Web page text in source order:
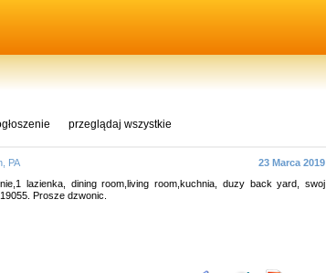
przeglądaj wszystkie
PA
23 Marca 2019
lazienka, dining room,living room,kuchnia, duzy back yard, swoj
Prosze dzwonic.